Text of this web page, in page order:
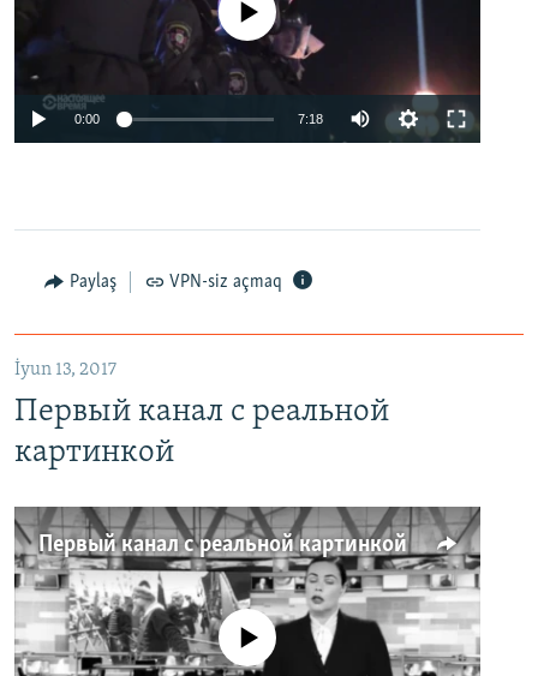
No media source currently available
0:00 7:18
Paylaş VPN-siz açmaq
İyun 13, 2017
Первый канал с реальной
картинкой
Первый канал с реальной картинкой
No media source currently available